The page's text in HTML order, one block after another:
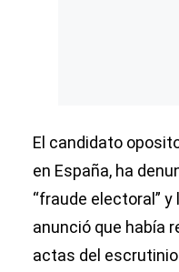
El candidato
en España, ha
“fraude electoral”
anunció que había
actas del